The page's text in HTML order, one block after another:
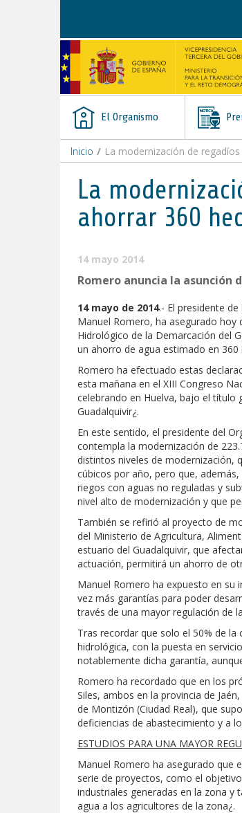
El Organismo
Inicio / La modernización de
La
ahorrar 360
14 mayo 2014
Romero anuncia la asunción
14 mayo de 2014.- El presidente
Manuel Romero, ha asegurado hoy
Hidrológico de la Demarcación del
un ahorro de agua estimado en
Romero ha efectuado estas
esta mañana en el XIII Congreso
celebrando en Huelva, bajo el título
Guadalquivir¿.
En este sentido, el presidente del
contempla la modernización de
distintos niveles de modernización,
cúbicos por año, pero que,
riegos con aguas no reguladas y
nivel alto de modernización y que
También se refirió al proyecto de
del Ministerio de Agricultura,
estuario del Guadalquivir, que
actuación, permitirá un ahorro de
Manuel Romero ha expuesto en su
vez más garantías para poder
través de una mayor regulación de
Tras recordar que solo el 50% de
hidrológica, con la puesta en
notablemente dicha garantía,
Romero ha recordado que en los
Siles, ambos en la provincia de
de Montizón (Ciudad Real), que
deficiencias de abastecimiento y a
ESTUDIOS PARA UNA MAYOR
Manuel Romero ha asegurado que
serie de proyectos, como el
industriales generadas en la zona
agua a los agricultores de la zona¿.